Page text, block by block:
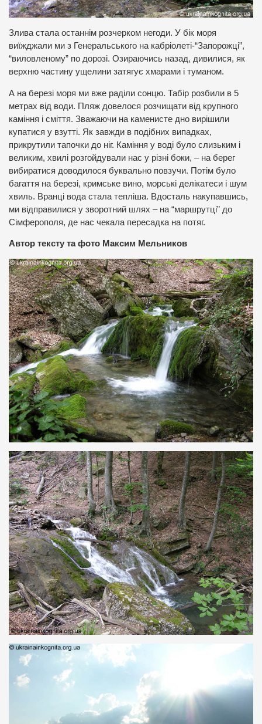
Злива стала останнім розчерком негоди. У бік моря
виїжджали ми з Генеральського на кабріолеті-“Запорожці”,
“виловленому” по дорозі. Озираючись назад, дивилися, як
верхню частину ущелини затягує хмарами і туманом.
А на березі моря ми вже раділи сонцю. Табір розбили в 5
метрах від води. Пляж довелося розчищати від крупного
каміння і сміття. Зважаючи на каменисте дно вирішили
купатися у взутті. Як завжди в подібних випадках,
прикрутили тапочки до ніг. Каміння у воді було слизьким і
великим, хвилі розгойдували нас у різні боки, – на берег
вибиратися доводилося буквально повзучи. Потім було
багаття на березі, кримське вино, морські делікатеси і шум
хвиль. Вранці вода стала тепліша. Вдосталь накупавшись,
ми відправилися у зворотний шлях – на “маршрутці” до
Сімферополя, де нас чекала пересадка на потяг.
Автор тексту та фото Максим Мельников